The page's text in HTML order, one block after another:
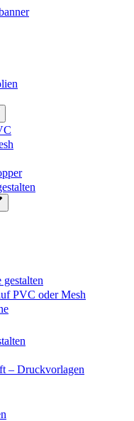
PVC oder Mesh
– Druckvorlagen